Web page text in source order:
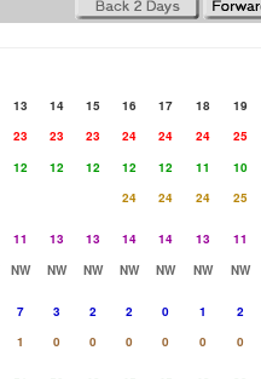
13 14 15 16 17 18 19
23 23 23 24 24 24 25
12 12 12 12 12 11 10
24 24 24
25
11 13 13 14 14 13 11
NW NW NW NW NW NW NW
7 3 2 2 0 1 2
1 0 0 0 0 0 0